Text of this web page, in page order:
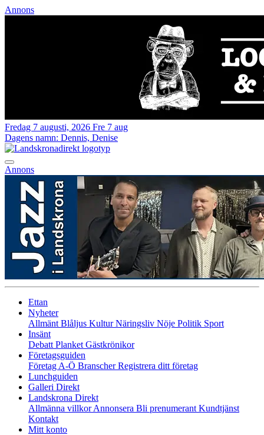
Annons
Fredag 7 augusti, 2026 Fre 7 aug
Dagens namn: Dennis, Denise
Annons
Ettan
Nyheter
Allmänt Blåljus KulturNäringsliv Nöje Politik Sport
Insänt
Debatt Planket Gästkrönikor
Företagsguiden
Företag A-Ö BranscherRegistrera ditt företag
Lunchguiden
Galleri Direkt
Landskrona Direkt
Allmänna villkorAnnonsera Bli prenumerant Kundtjänst
Kontakt
Mitt konto